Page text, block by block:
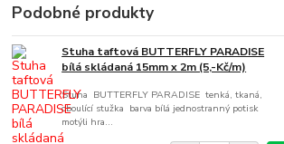
Podobné produkty
Stuha taftová BUTTERFLY PARADISE
bílá skládaná 15mm x 2m (5,-Kč/m)
Stuha BUTTERFLY PARADISE tenká, tkaná,
oboulící stužka barva bílá jednostranný potisk
motýli hra...